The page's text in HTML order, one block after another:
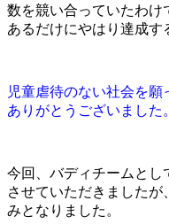
数を競い合っていたわけ
あるだけにやはり達成す
児童虐待のない社会を
ありがとうございました。
今回、バディチームとし
させていただきましたが、
みとなりました。